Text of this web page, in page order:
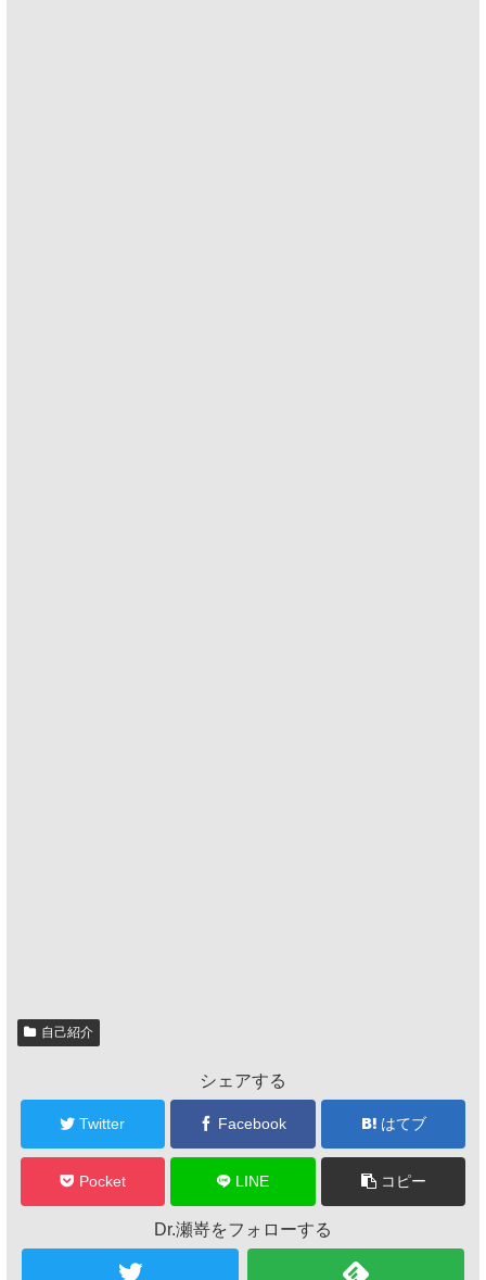
自己紹介
シェアする
Twitter Facebook はてブ
Pocket LINE コピー
Dr.瀬嵜をフォローする